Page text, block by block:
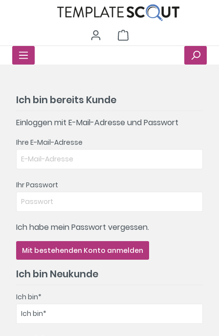
Ich bin bereits Kunde
Einloggen mit E-Mail-Adresse und Passwort
Ihre E-Mail-Adresse
Ihr Passwort
Ich habe mein Passwort vergessen.
Mit bestehenden Konto anmelden
Ich bin Neukunde
Ich bin*